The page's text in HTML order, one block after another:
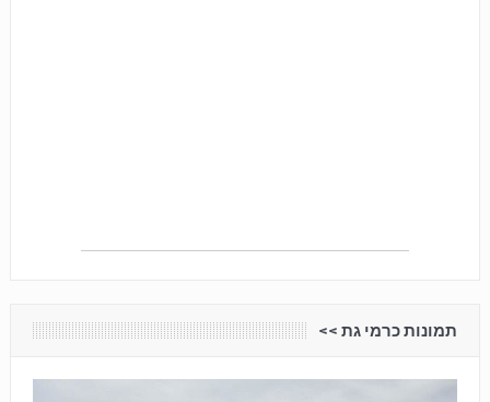
תמונות כרמי גת <<